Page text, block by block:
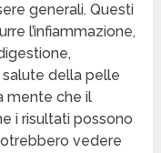
generali. Questi
l’infiammazione,
salute della pelle
mente che il
i risultati possono
vedere